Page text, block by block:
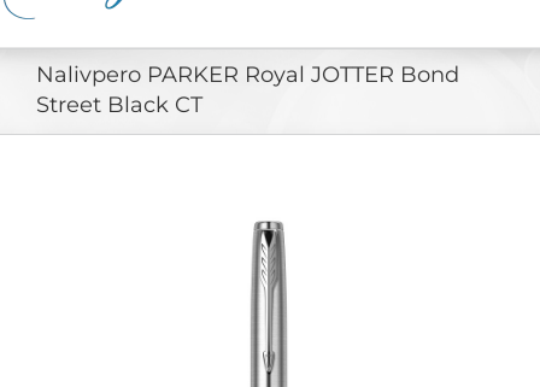
Nalivpero PARKER Royal JOTTER Bond
Street Black CT